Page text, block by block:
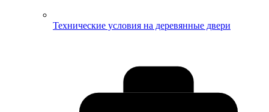
Технические условия на деревянные двери